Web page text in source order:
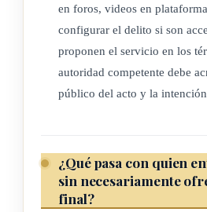
en foros, videos en
configurar el delito si son
proponen el servicio en los
autoridad competente debe
público del acto y la
¿Qué pasa con quien
sin necesariamente
final?